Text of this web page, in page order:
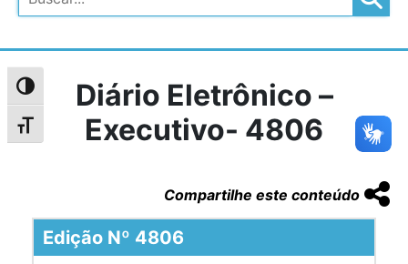
Alternar alto contraste
Alternar tamanho da fonte
Diário Eletrônico –
Executivo- 4806
Compartilhe este conteúdo
Edição Nº 4806